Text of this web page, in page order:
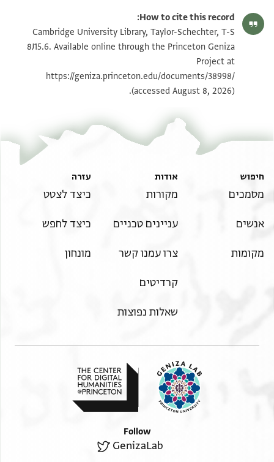
T-S 8J15.6 1v הגדל וסובב
תנאי היתר שימוש בתצלום
How to cite this record:
Cambridge University Library, Taylor-Schechter, T-S
8J15.6. Available online through the Princeton Geniza
Project at
https://geniza.princeton.edu/documents/38998/
(accessed August 8, 2026).
חיפוש
מסמכים
אנשים
מקומות
אודות
מקורות
עניינים טכניים
צרו עמנו קשר
קרדיטים
שאלות נפוצות
עזרה
כיצד לצטט
כיצד לחפש
מונחון
Follow
GenizaLab